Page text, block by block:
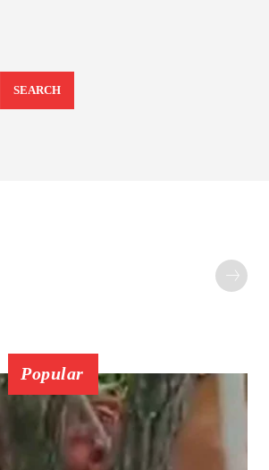
SEARCH
Popular